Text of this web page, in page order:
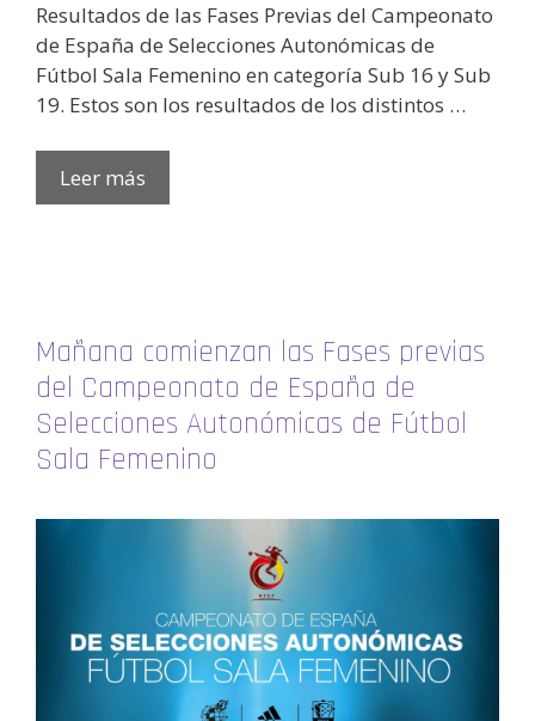
Resultados de las Fases Previas del Campeonato
de España de Selecciones Autonómicas de
Fútbol Sala Femenino en categoría Sub 16 y Sub
19. Estos son los resultados de los distintos …
Leer más
Mañana comienzan las Fases previas
del Campeonato de España de
Selecciones Autonómicas de Fútbol
Sala Femenino